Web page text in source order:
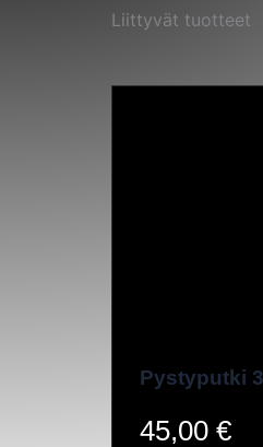
Liittyvät tuotteet
Pystyputki
45,00 €